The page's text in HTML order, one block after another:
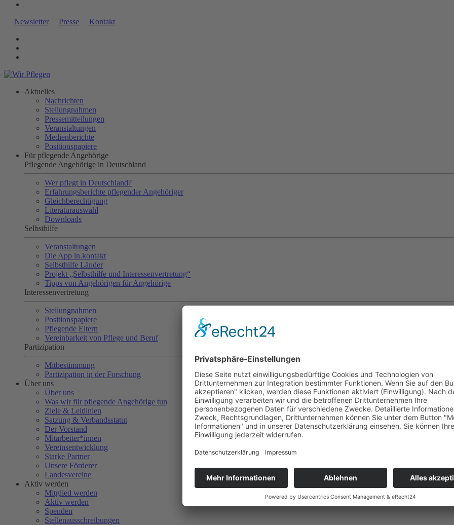
Newsletter Presse Kontakt
Aktuelles
Nachrichten
Stellungnahmen
Pressemitteilungen
Veranstaltungen
Medienberichte
Positionspapiere
Für pflegende Angehörige
Pflegende Angehörige in Deutschland
Wer pflegt in Deutschland?
Erfahrungsberichte pflegender Angehöriger
Gleichberechtigung
Literaturauswahl
Downloads
Selbsthilfe
Veranstaltungen
Die App in.kontakt
Selbsthilfe Länder
Projekt „Selbsthilfe und Interessenvertretung“
Tipps von Angehörigen für Angehörige
Interessenvertretung
Stellungnahmen
Positionspapiere
Pflegende Eltern
Vereinbarkeit von Pflege und Beruf
Partizipation
Mitbestimmung
Partizipation in der Forschung
Über uns
Über uns
Was wir für pflegende Angehörige tun
Ziele & Leitlinien
Satzung & Verbandsstatut
Der Vorstand
Mitarbeiter*innen
Vereinsentwicklung
Starke Partner
Unsere Förderer
Landesvereine
Aktiv werden
Mitglied werden
Aktiv werden
Spenden
Stellenausschreibungen